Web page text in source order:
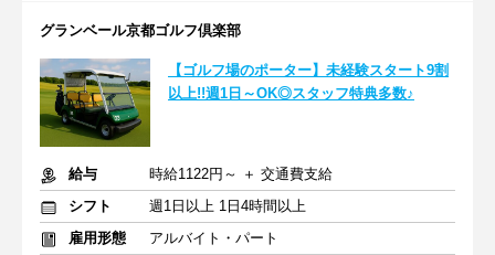
グランベール京都ゴルフ倶楽部
【ゴルフ場のポーター】未経験スタート9割
以上!!週1日～OK◎スタッフ特典多数♪
給与
時給1122円～ ＋ 交通費支給
シフト
週1日以上 1日4時間以上
雇用形態
アルバイト・パート